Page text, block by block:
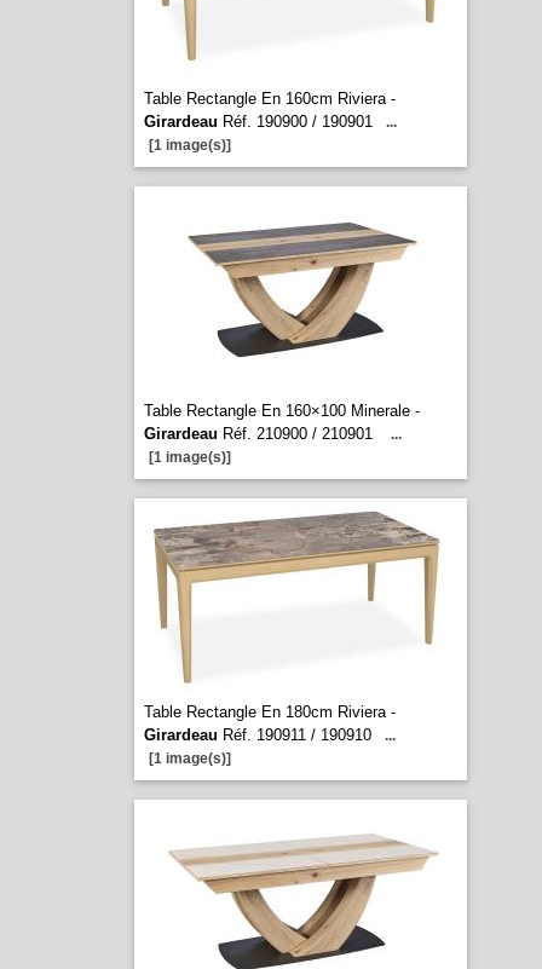
Table Rectangle En 160cm Riviera -
Girardeau Réf. 190900 / 190901
...
[1 image(s)]
Table Rectangle En 160×100 Minerale -
Girardeau Réf. 210900 / 210901
...
[1 image(s)]
Table Rectangle En 180cm Riviera -
Girardeau Réf. 190911 / 190910
...
[1 image(s)]